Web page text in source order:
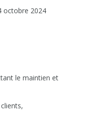
octobre 2024
le maintien et